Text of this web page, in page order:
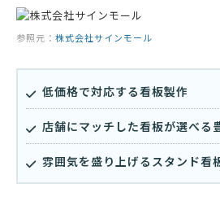
参照元： 株式会社サインモール
低価格で対応する看板製作
店舗にマッチした看板が選べる
雰囲気を盛り上げるスタンド看